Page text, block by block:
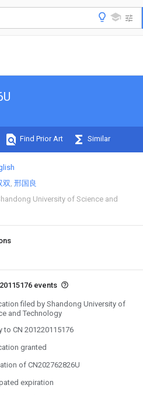
Find Prior Art Similar
双 邢国良
University of Science and
events
filed by Shandong University of
and Technology
to CN 201220115176
granted
of CN202762826U
expiration